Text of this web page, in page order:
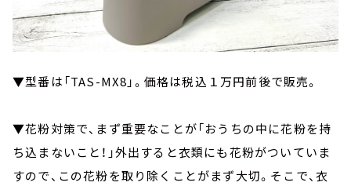
▼型番は「TAS-MX8」。価格は税込１万円前後で販売。
▼花粉対策で、まず重要なことが「おうちの中に花粉を持
ち込まないこと！」外出すると衣類にも花粉がついていま
すので、この花粉を取り除くことがまず大切。そこで、衣